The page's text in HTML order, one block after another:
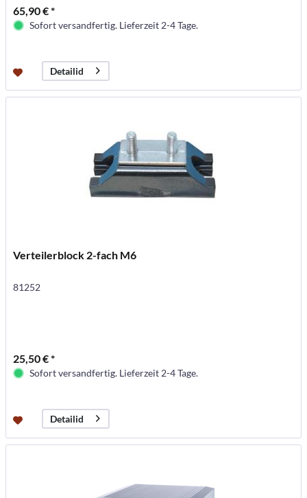
65,90 € *
Sofort versandfertig. Lieferzeit 2-4 Tage.
Detailid
Verteilerblock 2-fach M6
81252
25,50 € *
Sofort versandfertig. Lieferzeit 2-4 Tage.
Detailid